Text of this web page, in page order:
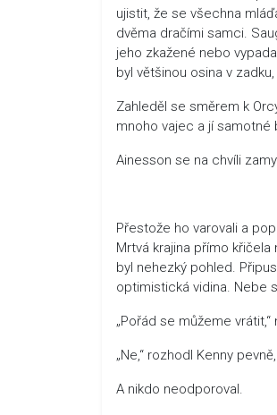
ujistit, že se všechna
dvěma dračími samci.
jeho zkažené nebo
byl většinou osina v
Zahleděl se směrem k
mnoho vajec a jí samotné
Ainesson se na chvíli
Přestože ho varovali a
Mrtvá krajina přímo
byl nehezký pohled.
optimistická vidina. Nebe
„Pořád se můžeme
„Ne,“ rozhodl Kenny
A nikdo neodporoval.